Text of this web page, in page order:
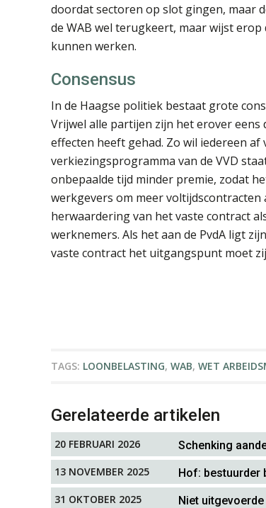
doordat sectoren op slot gingen, maar
de WAB wel terugkeert, maar wijst
kunnen werken.
Consensus
In de Haagse politiek bestaat grote
Vrijwel alle partijen zijn het erover
effecten heeft gehad. Zo wil iedereen
verkiezingsprogramma van de VVD
onbepaalde tijd minder premie, zodat
werkgevers om meer voltijdscontracten
herwaardering van het vaste contract
werknemers. Als het aan de PvdA ligt
vaste contract het uitgangspunt moet
TAGS: LOONBELASTING, WAB, WET
Gerelateerde artikelen
20 FEBRUARI 2026
Schenking
13 NOVEMBER 2025
Hof: bestuurder
31 OKTOBER 2025
Niet